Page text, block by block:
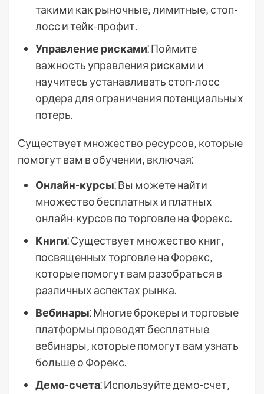
такими как рыночные‚ лимитные‚ стоп-
лосс и тейк-профит.
Управление рисками⁚ Поймите
важность управления рисками и
научитесь устанавливать стоп-лосс
ордера для ограничения потенциальных
потерь.
Существует множество ресурсов‚ которые
помогут вам в обучении‚ включая⁚
Онлайн-курсы⁚ Вы можете найти
множество бесплатных и платных
онлайн-курсов по торговле на Форекс.
Книги⁚ Существует множество книг‚
посвященных торговле на Форекс‚
которые помогут вам разобраться в
различных аспектах рынка.
Вебинары⁚ Многие брокеры и торговые
платформы проводят бесплатные
вебинары‚ которые помогут вам узнать
больше о Форекс.
Демо-счета⁚ Используйте демо-счет‚